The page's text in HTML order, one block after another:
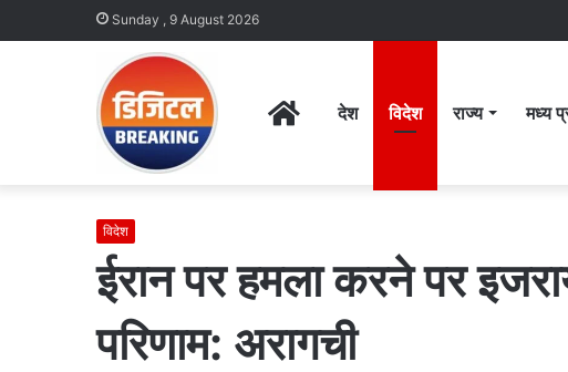
Sunday , 9 August 2026
Homeदेश विदेश राज्य मध्य
विदेश
ईरान पर हमला करने पर
परिणाम: अरागची